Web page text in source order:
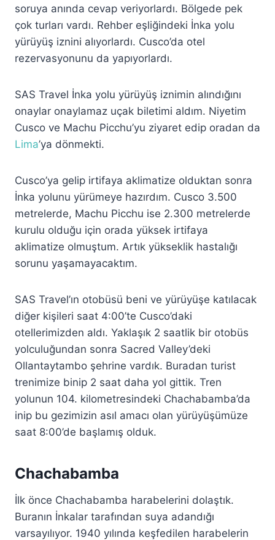
soruya anında cevap veriyorlardı. Bölgede pek
çok turları vardı. Rehber eşliğindeki İnka yolu
yürüyüş iznini alıyorlardı. Cusco’da otel
rezervasyonunu da yapıyorlardı.
SAS Travel İnka yolu yürüyüş iznimin alındığını
onaylar onaylamaz uçak biletimi aldım. Niyetim
Cusco ve Machu Picchu’yu ziyaret edip oradan da
Lima’ya dönmekti.
Cusco’ya gelip irtifaya aklimatize olduktan sonra
İnka yolunu yürümeye hazırdım. Cusco 3.500
metrelerde, Machu Picchu ise 2.300 metrelerde
kurulu olduğu için orada yüksek irtifaya
aklimatize olmuştum. Artık yükseklik hastalığı
sorunu yaşamayacaktım.
SAS Travel’ın otobüsü beni ve yürüyüşe katılacak
diğer kişileri saat 4:00’te Cusco’daki
otellerimizden aldı. Yaklaşık 2 saatlik bir otobüs
yolculuğundan sonra Sacred Valley’deki
Ollantaytambo şehrine vardık. Buradan turist
trenimize binip 2 saat daha yol gittik. Tren
yolunun 104. kilometresindeki Chachabamba’da
inip bu gezimizin asıl amacı olan yürüyüşümüze
saat 8:00’de başlamış olduk.
Chachabamba
İlk önce Chachabamba harabelerini dolaştık.
Buranın İnkalar tarafından suya adandığı
varsayılıyor. 1940 yılında keşfedilen harabelerin